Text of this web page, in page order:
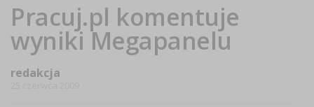
Pracuj.pl komentuje
wyniki Megapanelu
redakcja